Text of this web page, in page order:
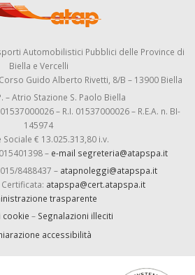
Automobilistici Pubblici delle Province di
Biella e Vercelli
Guido Alberto Rivetti, 8/B – 13900 Biella
– Atrio Stazione S. Paolo Biella
– R.I. 01537000026 – R.E.A. n. BI-
145974
Sociale € 13.025.313,80 i.v.
– e-mail segreteria@atapspa.it
8488437 – atapnoleggi@atapspa.it
atapspa@cert.atapspa.it
trasparente
cookie – Segnalazioni illeciti
accessibilità